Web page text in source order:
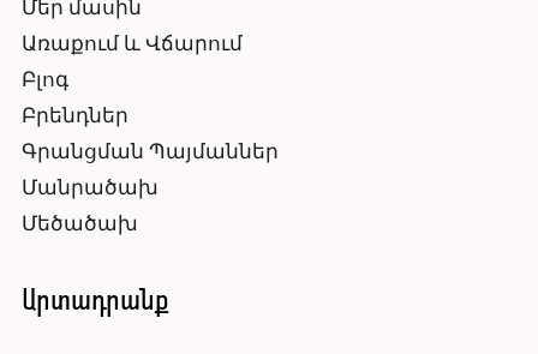
Մեր մասին
Առաքում և Վճարում
Բլոգ
Բրենդներ
Գրանցման Պայմաններ
Մանրածախ
Մեծածախ
Արտադրանք